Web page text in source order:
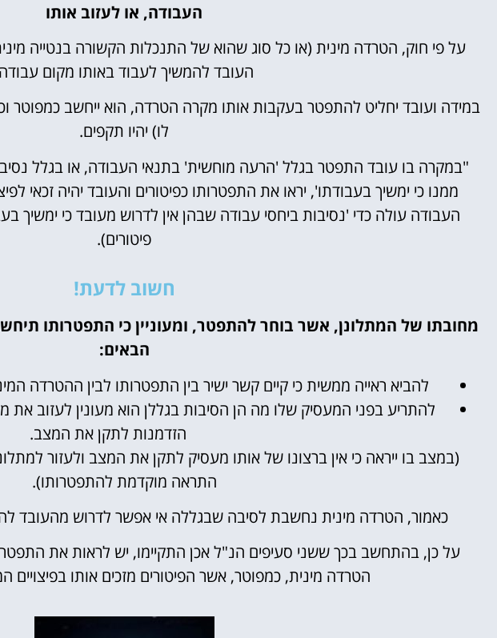
העבודה, או לעזוב אותו
על פי חוק, הטרדה מינית (או כל סוג שהוא של התנכלות הקשורה בנטייה
העובד להמשיך לעבוד באותו מקום
במידה ועובד יחליט להתפטר בעקבות אותו מקרה הטרדה, הוא ייחשב כמפוטר
לו) יהיו תקפים.
"במקרה בו עובד התפטר בגלל 'הרעה מוחשית' בתנאי העבודה, או בגלל
ממנו כי ימשיך בעבודתו', יראו את התפטרותו כפיטורים והעובד יהיה זכאי
פיטורים).
חשוב לדעת!
מחובתו של המתלונן, אשר בוחר להתפטר, ומעוניין כי התפטרותו
הבאים:
להביא ראייה ממשית כי קיים קשר ישיר בין התפטרותו לבין ההטרדה
להתריע בפני המעסיק שלו מה הן הסיבות בגללן הוא מעונין לעזוב
הזדמנות לתקן את המצב.
(במצב בו ייראה כי אין ברצונו של אותו מעסיק לתקן את המצב ולעזור
התראה מוקדמת להתפטרותו).
כאמור, הטרדה מינית נחשבת לסיבה שבגללה אי אפשר לדרוש מהעובד
על כן, בהתחשב בכך ששני סעיפים הנ"ל אכן התקיימו, יש לראות את
הטרדה מינית, כמפוטר, אשר הפיטורים מזכים אותו בפיצויים